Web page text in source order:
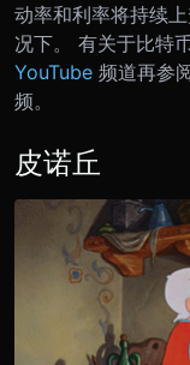
动率和利率将持续
况下。 有关于比特
YouTube 频道再参
频。
皮诺丘